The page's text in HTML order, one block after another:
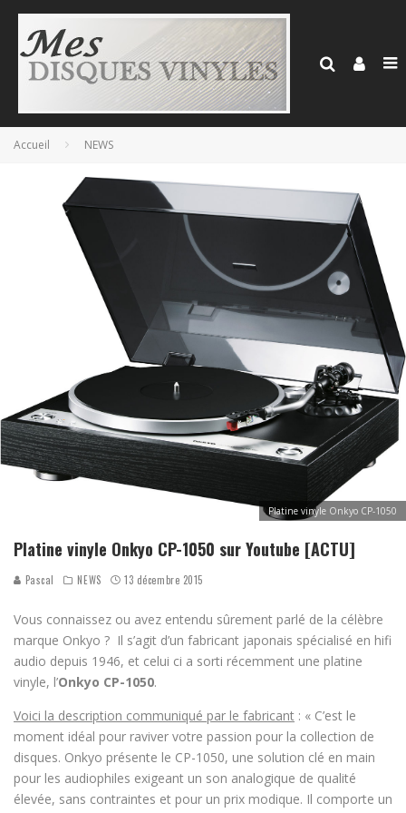
Accueil NEWS
Platine vinyle Onkyo CP-1050
Platine vinyle Onkyo CP-1050 sur Youtube [ACTU]
Pascal NEWS 13 décembre 2015
Vous connaissez ou avez entendu sûrement parlé de la célèbre
marque Onkyo ? Il s’agit d’un fabricant japonais spécialisé en hifi
audio depuis 1946, et celui ci a sorti récemment une platine
vinyle, l’Onkyo CP-1050.
Voici la description communiqué par le fabricant : « C’est le
moment idéal pour raviver votre passion pour la collection de
disques. Onkyo présente le CP-1050, une solution clé en main
pour les audiophiles exigeant un son analogique de qualité
élevée, sans contraintes et pour un prix modique. Il comporte un